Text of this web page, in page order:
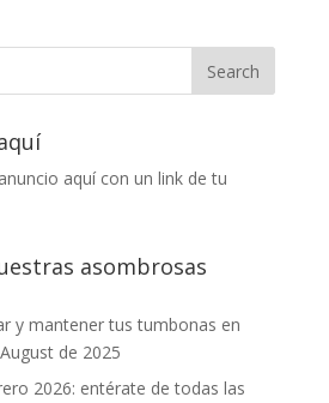
aquí con un link de tu
asombrosas
y mantener tus tumbonas en
de 2025
2026: entérate de todas las